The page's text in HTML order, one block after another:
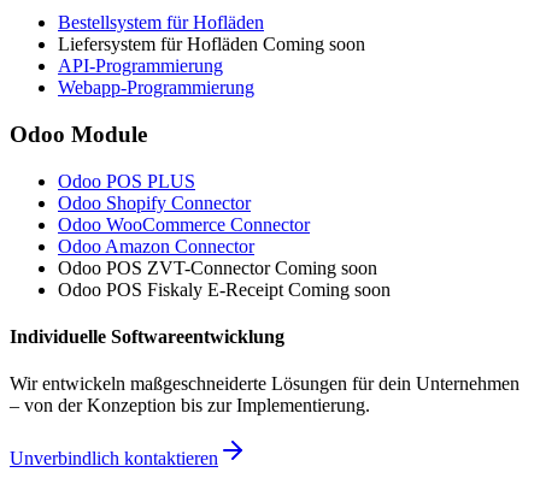
Bestellsystem für Hofläden
Liefersystem für Hofläden Coming soon
API-Programmierung
Webapp-Programmierung
Odoo Module
Odoo POS PLUS
Odoo Shopify Connector
Odoo WooCommerce Connector
Odoo Amazon Connector
Odoo POS ZVT-Connector Coming soon
Odoo POS Fiskaly E-Receipt Coming soon
Individuelle Softwareentwicklung
Wir entwickeln maßgeschneiderte Lösungen für dein Unternehmen
– von der Konzeption bis zur Implementierung.
Unverbindlich kontaktieren